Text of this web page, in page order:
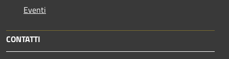
Eventi
CONTATTI